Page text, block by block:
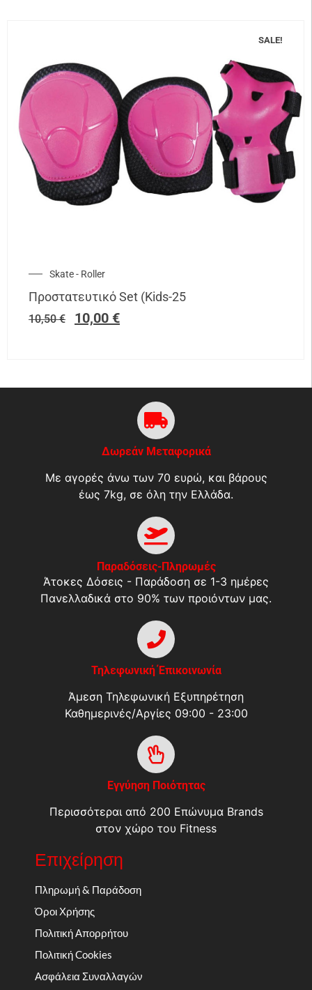
SALE!
Skate - Roller
Προστατευτικό Set (Kids-25
10,50€ 10,00 €
Δωρεάν Μεταφορικά
Με αγορές άνω των 70 ευρώ, και βάρους
έως 7kg, σε όλη την Ελλάδα.
Παραδόσεις-Πληρωμές
Άτοκες Δόσεις - Παράδοση σε 1-3 ημέρες
Πανελλαδικά στο 90% των προιόντων μας.
Τηλεφωνική Έπικοινωνία
Άμεση Τηλεφωνική Εξυπηρέτηση
Καθημερινές/Αργίες 09:00 - 23:00
Εγγύηση Ποιότητας
Περισσότεραι από 200 Επώνυμα Brands
στον χώρο του Fitness
Επιχείρηση
Πληρωμή & Παράδοση
Όροι Χρήσης
Πολιτική Απορρήτου
Πολιτική Cookies
Ασφάλεια Συναλλαγών